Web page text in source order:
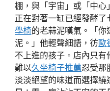
棚，與「宇宙」或「中
正在對著一缸已經發酵了
學椅的老蒜泥嘆氣。「
泥。」他輕聲細語，彷歐
不上進的孩子。店內只
難以久坐椅子推薦忍受那
淡淡絕望的味道而選擇